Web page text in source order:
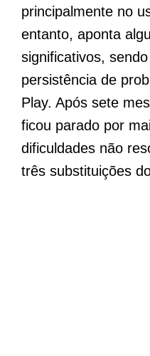
principalmente no
entanto, aponta
significativos,
persistência de
Play. Após sete
ficou parado por
dificuldades não
três substituições